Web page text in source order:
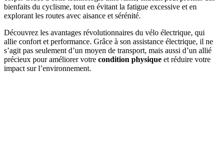
bienfaits du cyclisme, tout en évitant la fatigue excessive et en
explorant les routes avec aisance et sérénité.
Découvrez les avantages révolutionnaires du vélo électrique, qui
allie confort et performance. Grâce à son assistance électrique, il ne
s’agit pas seulement d’un moyen de transport, mais aussi d’un allié
précieux pour améliorer votre condition physique et réduire votre
impact sur l’environnement.